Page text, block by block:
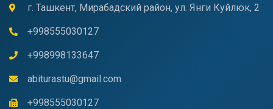
г. Ташкент, Мирабадский район, ул. Янги Куйлюк, 2
+998555030127
+998998133647
abiturastu@gmail.com
+998555030127